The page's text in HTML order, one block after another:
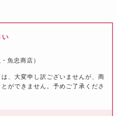
い
魚忠商店）
、大変申し訳ございませんが、商
ができません。予めご了承くださ